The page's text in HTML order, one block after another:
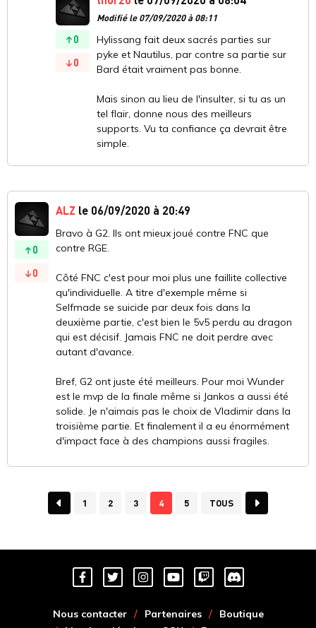
0
0
Modifié le 07/09/2020 à 08:11
Hylissang fait deux sacrés parties sur
pyke et Nautilus, par contre sa partie sur
Bard était vraiment pas bonne.
Mais sinon au lieu de l'insulter, si tu as un
tel flair, donne nous des meilleurs
supports. Vu ta confiance ça devrait être
simple.
0
0
ALZ le 06/09/2020 à 20:49
Bravo à G2. Ils ont mieux joué contre FNC que
contre RGE.
Côté FNC c'est pour moi plus une faillite collective
qu'individuelle. A titre d'exemple même si
Selfmade se suicide par deux fois dans la
deuxième partie, c'est bien le 5v5 perdu au dragon
qui est décisif. Jamais FNC ne doit perdre avec
autant d'avance.
Bref, G2 ont juste été meilleurs. Pour moi Wunder
est le mvp de la finale même si Jankos a aussi été
solide. Je n'aimais pas le choix de Vladimir dans la
troisième partie. Et finalement il a eu énormément
d'impact face à des champions aussi fragiles.
1 2 3 4 5 TOUS
Nous contacter Partenaires
Boutique